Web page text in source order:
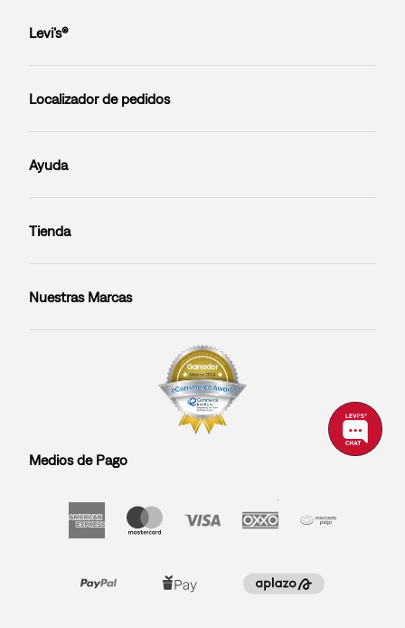
Levi’s®
Localizador de pedidos
Ayuda
Tienda
Nuestras Marcas
Medios de Pago